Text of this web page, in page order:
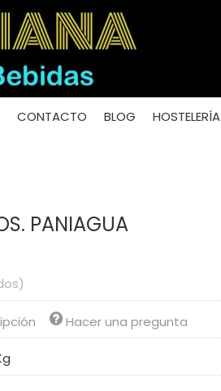
CONTACTO BLOG HOSTELERÍA
PANIAGUA
Hacer una pregunta